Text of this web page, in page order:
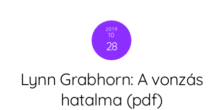
2019
10
28
Lynn Grabhorn: A vonzás
hatalma (pdf)